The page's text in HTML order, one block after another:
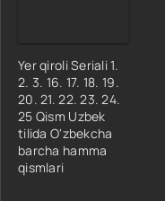
Yer qiroli Seriali 1.
2. 3. 16. 17. 18. 19.
20. 21. 22. 23. 24.
25 Qism Uzbek
tilida O'zbekcha
barcha hamma
qismlari